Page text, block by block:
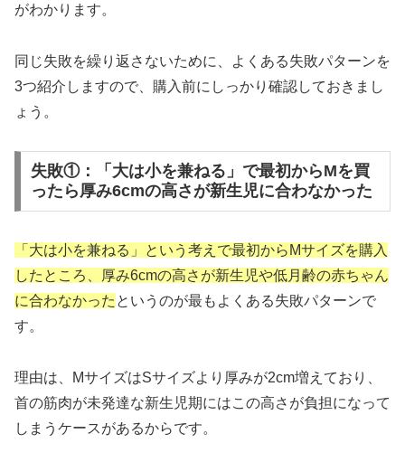
がわかります。
同じ失敗を繰り返さないために、よくある失敗パターンを
3つ紹介しますので、購入前にしっかり確認しておきまし
ょう。
失敗①：「大は小を兼ねる」で最初からMを買
ったら厚み6cmの高さが新生児に合わなかった
「大は小を兼ねる」という考えで最初からMサイズを購入
したところ、厚み6cmの高さが新生児や低月齢の赤ちゃん
に合わなかった というのが最もよくある失敗パターンで
す。
理由は、MサイズはSサイズより厚みが2cm増えており、
首の筋肉が未発達な新生児期にはこの高さが負担になって
しまうケースがあるからです。